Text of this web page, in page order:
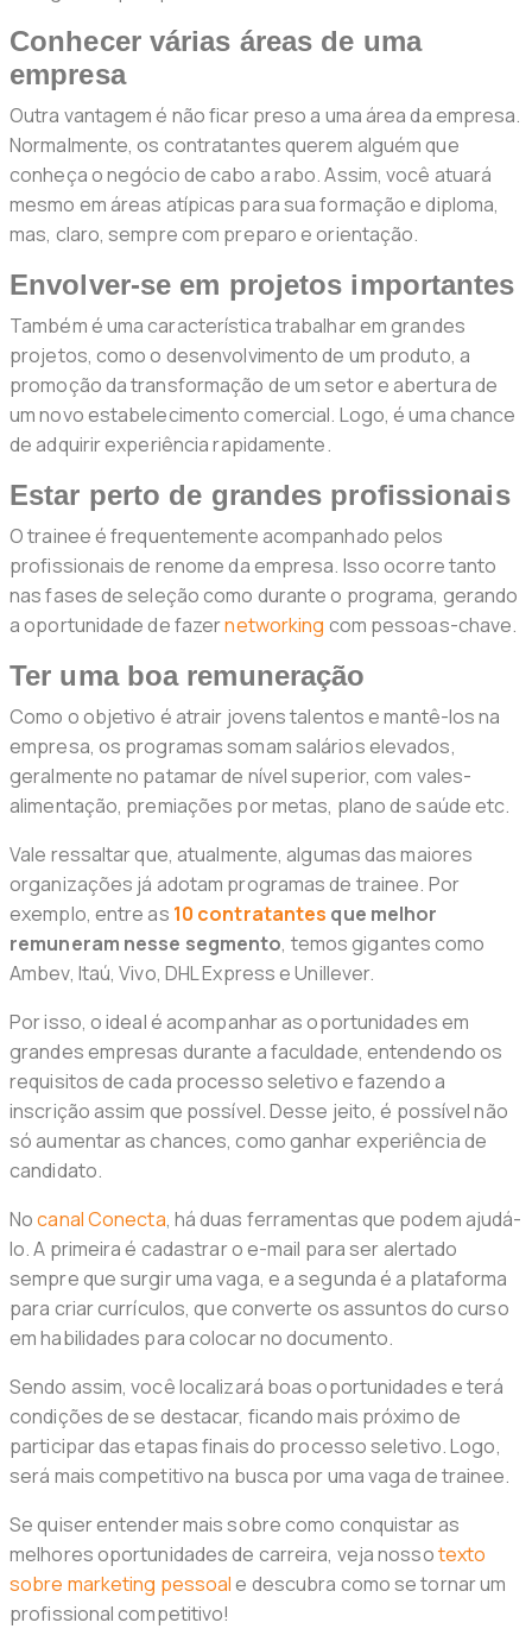
Conhecer várias áreas de uma
empresa
Outra vantagem é não ficar preso a uma área da empresa.
Normalmente, os contratantes querem alguém que
conheça o negócio de cabo a rabo. Assim, você atuará
mesmo em áreas atípicas para sua formação e diploma,
mas, claro, sempre com preparo e orientação.
Envolver-se em projetos importantes
Também é uma característica trabalhar em grandes
projetos, como o desenvolvimento de um produto, a
promoção da transformação de um setor e abertura de
um novo estabelecimento comercial. Logo, é uma chance
de adquirir experiência rapidamente.
Estar perto de grandes profissionais
O trainee é frequentemente acompanhado pelos
profissionais de renome da empresa. Isso ocorre tanto
nas fases de seleção como durante o programa, gerando
a oportunidade de fazernetworking com pessoas-chave.
Ter uma boa remuneração
Como o objetivo é atrair jovens talentos e mantê-los na
empresa, os programas somam salários elevados,
geralmente no patamar de nível superior, com vales-
alimentação, premiações por metas, plano de saúde etc.
Vale ressaltar que, atualmente, algumas das maiores
organizações já adotam programas de trainee. Por
exemplo, entre as 10 contratantes que melhor
remuneram nesse segmento, temos gigantes como
Ambev, Itaú, Vivo, DHL Express e Unillever.
Por isso, o ideal é acompanhar as oportunidades em
grandes empresas durante a faculdade, entendendo os
requisitos de cada processo seletivo e fazendo a
inscrição assim que possível. Desse jeito, é possível não
só aumentar as chances, como ganhar experiência de
candidato.
Nocanal Conecta, há duas ferramentas que podem ajudá-
lo. A primeira é cadastrar o e-mail para ser alertado
sempre que surgir uma vaga, e a segunda é a plataforma
para criar currículos, que converte os assuntos do curso
em habilidades para colocar no documento.
Sendo assim, você localizará boas oportunidades e terá
condições de se destacar, ficando mais próximo de
participar das etapas finais do processo seletivo. Logo,
será mais competitivo na busca por uma vaga de trainee.
Se quiser entender mais sobre como conquistar as
melhores oportunidades de carreira, veja nossotexto
sobre marketing pessoale descubra como se tornar um
profissional competitivo!